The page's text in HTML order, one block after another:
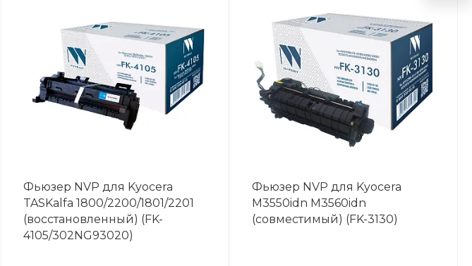
Фьюзер NVP для Kyocera
TASKalfa 1800/2200/1801/2201
(восстановленный) (FK-
4105/302NG93020)
Фьюзер NVP для Kyocera
M3550idn M3560idn
(совместимый) (FK-3130)